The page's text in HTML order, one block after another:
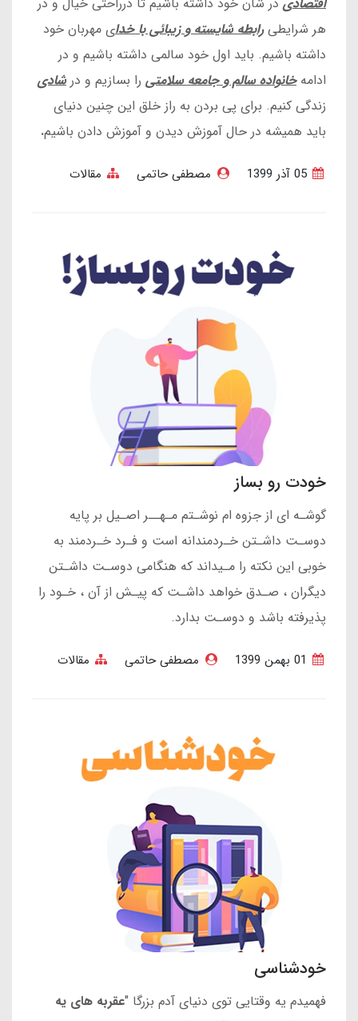
هر شرایطیرابطه شایسته و زیبائی با خدای مهربان خود
داشته باشیم. باید اول خود سالمی داشته باشیم و در
ادامهخانواده سالم و جامعه سلامتی را بسازیم و در شادی
زندگی کنیم. برای پی بردن به راز خلق این چنین دنیای
باید همیشه در حال آموزش دیدن و آموزش دادن باشیم.
05 آذر 1399 مصطفی حاتمی مقالات
خودت رو بساز
گوشـه ای از جزوه ام نوشـتم مـهــر اصـیل بر پایه
دوسـت داشـتن خـردمندانه است و فـرد خـردمند به
خوبی این نکته را مـیداند که هنگامی دوسـت داشـتن
دیگران ، صـدق خواهد داشـت که پیـش از آن ، خـود را
پذیرفته باشد و دوسـت بدارد.
مصطفی حاتمی مقالات
خودشناسی
فهمیدم یه وقتایی توی دنیای آدم بزرگا "عقربه های یه